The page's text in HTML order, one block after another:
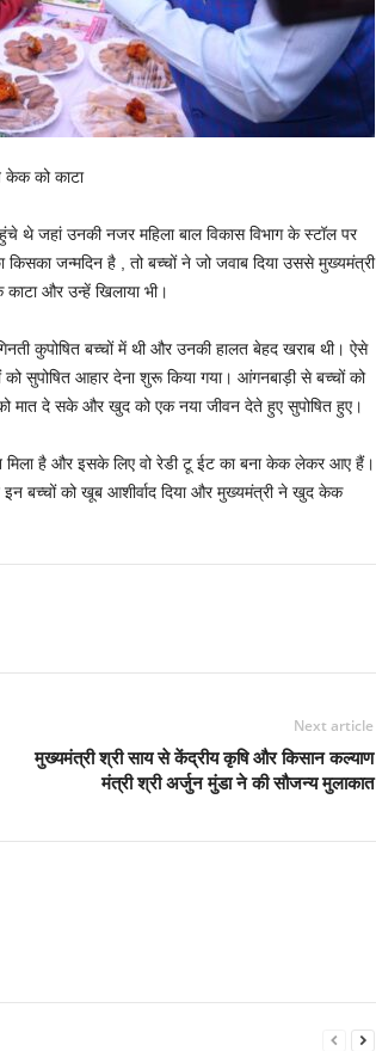
केक को काटा
थे जहां उनकी नजर महिला बाल विकास विभाग के स्टॉल पर
जन्मदिन है , तो बच्चों ने जो जवाब दिया उससे मुख्यमंत्री
और उन्हें खिलाया भी।
कुपोषित बच्चों में थी और उनकी हालत बेहद खराब थी। ऐसे
को सुपोषित आहार देना शुरू किया गया। आंगनबाड़ी से बच्चों को
मात दे सके और खुद को एक नया जीवन देते हुए सुपोषित हुए।
मिला है और इसके लिए वो रेडी टू ईट का बना केक लेकर आए हैं।
इन बच्चों को खूब आशीर्वाद दिया और मुख्यमंत्री ने खुद केक
Next article
मुख्यमंत्री श्री साय से केंद्रीय कृषि और किसान कल्याण
मंत्री श्री अर्जुन मुंडा ने की सौजन्य मुलाकात